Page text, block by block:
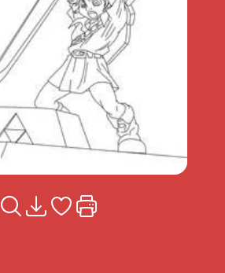
Voir la fiche
Télécharger
Ajouter à mes coups de
Imprimer